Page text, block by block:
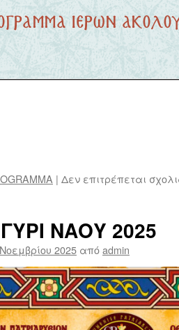
| Δεν επιτρέπεται
ΝΑΟΥ 2025
2025 απόadmin